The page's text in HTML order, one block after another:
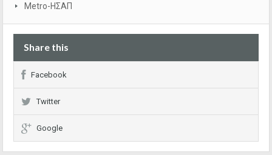
Metro-ΗΣΑΠ
Share this
Facebook
Twitter
Google